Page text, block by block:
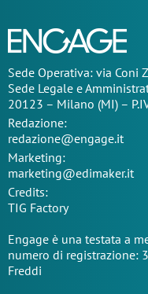
Sede Operativa: via Coni
Sede Legale e
20123 – Milano (MI) –
Redazione:
redazione@engage.it
Marketing:
marketing@edimaker.it
Credits:
TIG Factory
Engage è una testata a
numero di registrazione:
Freddi